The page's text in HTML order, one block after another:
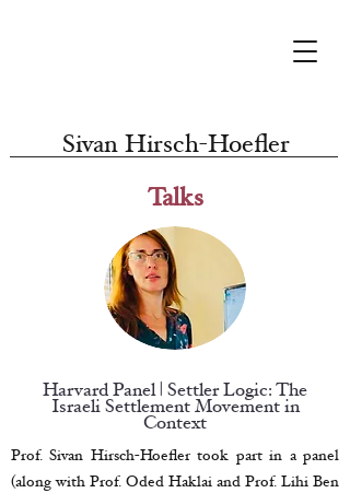
Sivan Hirsch-Hoefler
Talks
Harvard Panel | Settler Logic: The
Israeli Settlement Movement in
Context
Prof. Sivan Hirsch-Hoefler took part in a panel
(along with Prof. Oded Haklai and Prof. Lihi Ben